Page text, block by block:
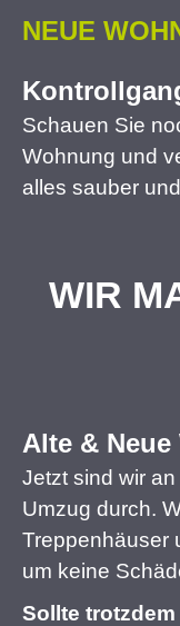
NEUE
Schauen Sie
Wohnung und
alles sauber
WIR
Alte &
Jetzt sind wir
Umzug durch.
Treppenhäuser
um keine
Sollte